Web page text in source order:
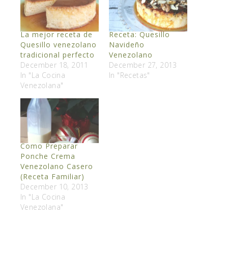
La mejor receta de
Quesillo venezolano
tradicional perfecto
December 18, 2011
In "La Cocina
Venezolana"
Receta: Quesillo
Navideño
Venezolano
December 27, 2013
In "Recetas"
Como Preparar
Ponche Crema
Venezolano Casero
(Receta Familiar)
December 10, 2013
In "La Cocina
Venezolana"